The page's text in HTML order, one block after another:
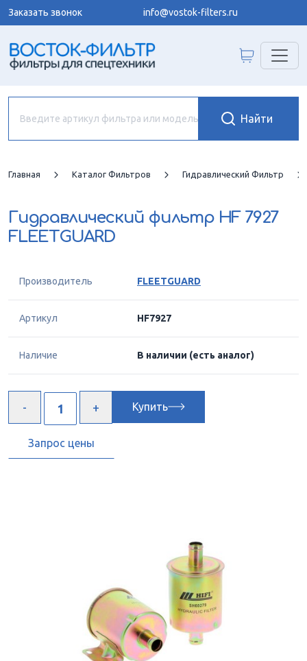
Заказать звонок info@vostok-filters.ru
Главная Каталог Фильтров Гидравлический Фильтр
Гидравлический фильтр HF 7927
FLEETGUARD
Производитель FLEETGUARD
Артикул HF7927
Наличие В наличии (есть аналог)
Купить
Запрос цены